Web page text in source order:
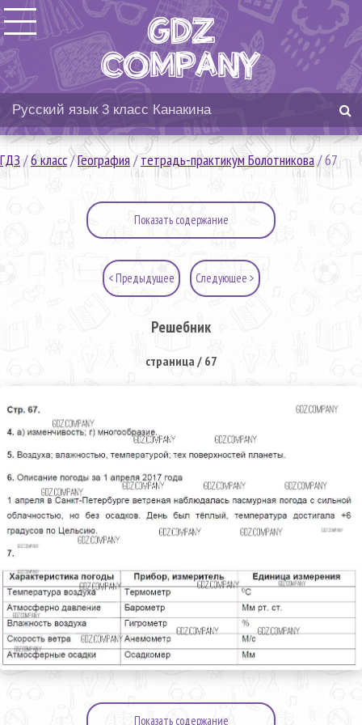
ГДЗ/6 класс/География /тетрадь-практикум Болотникова/67
Показать содержание
< Предыдущее Следующее >
Решебник
страница / 67
Показать содержание